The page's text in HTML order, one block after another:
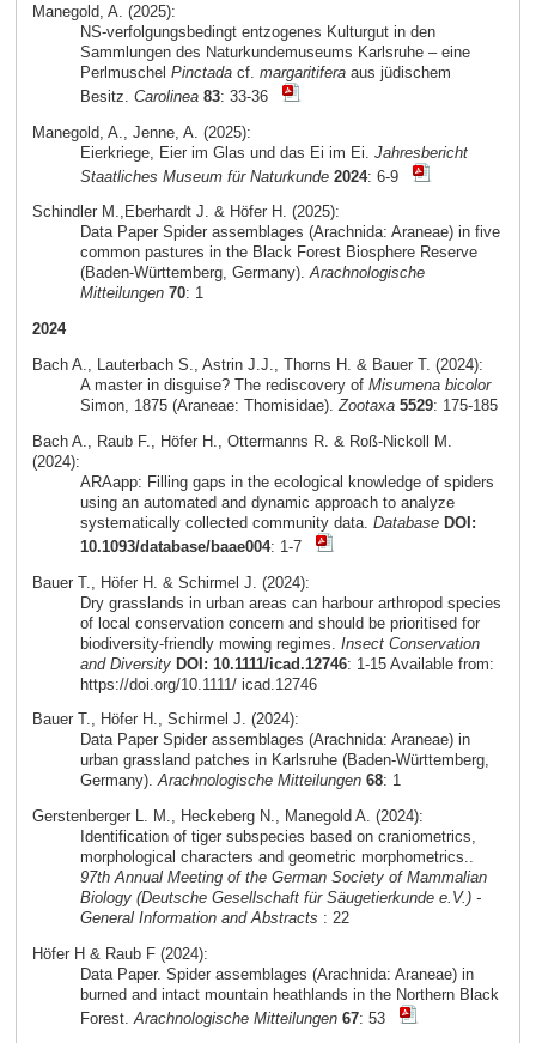
Manegold, A. (2025):
NS-verfolgungsbedingt entzogenes Kulturgut in den
Sammlungen des Naturkundemuseums Karlsruhe – eine
Perlmuschel Pinctadacf. margaritiferaaus jüdischem
Besitz. Carolinea 83: 33-36
Manegold, A., Jenne, A. (2025):
Eierkriege, Eier im Glas und das Ei im Ei. Jahresbericht
Staatliches Museum für Naturkunde 2024: 6-9
Schindler M.,Eberhardt J. & Höfer H. (2025):
Data Paper Spider assemblages (Arachnida: Araneae) in five
common pastures in the Black Forest Biosphere Reserve
(Baden-Württemberg, Germany).Arachnologische
Mitteilungen 70: 1
2024
Bach A., Lauterbach S., Astrin J.J., Thorns H. & Bauer T. (2024):
A master in disguise? The rediscovery of Misumena bicolor
Simon, 1875 (Araneae: Thomisidae). Zootaxa 5529: 175-185
Bach A., Raub F., Höfer H., Ottermanns R. & Roß-Nickoll M.
(2024):
ARAapp: Filling gaps in the ecological knowledge of spiders
using an automated and dynamic approach to analyze
systematically collected community data. Database DOI:
10.1093/database/baae004: 1-7
Bauer T., Höfer H. & Schirmel J. (2024):
Dry grasslands in urban areas can harbour arthropod species
of local conservation concern and should be prioritised for
biodiversity-friendly mowing regimes. Insect Conservation
and Diversity DOI: 10.1111/icad.12746: 1-15 Available from:
https://doi.org/10.1111/ icad.12746
Bauer T., Höfer H., Schirmel J. (2024):
Data Paper Spider assemblages (Arachnida: Araneae) in
urban grassland patches in Karlsruhe (Baden-Württemberg,
Germany).Arachnologische Mitteilungen 68: 1
Gerstenberger L. M., Heckeberg N., Manegold A. (2024):
Identification of tiger subspecies based on craniometrics,
morphological characters and geometric morphometrics..
97th Annual Meeting of the German Society of Mammalian
Biology (Deutsche Gesellschaft für Säugetierkunde e.V.) -
General Information and Abstracts : 22
Höfer H & Raub F (2024):
Data Paper. Spider assemblages (Arachnida: Araneae) in
burned and intact mountain heathlands in the Northern Black
Forest. Arachnologische Mitteilungen 67: 53